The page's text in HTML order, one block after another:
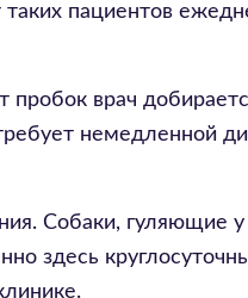
пациентов
врач
немедленной
Собаки, гуляющие у
здесь